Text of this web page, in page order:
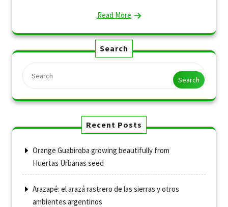
Read More
Search
Search
Recent Posts
Orange Guabiroba growing beautifully from
Huertas Urbanas seed
Arazapé: el arazá rastrero de las sierras y otros
ambientes argentinos